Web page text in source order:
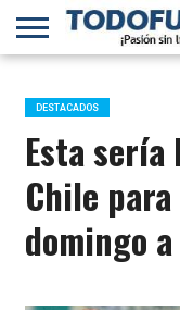
PRIMERA
B
SELECCIÓN
CHILENA
CHILENOS
EN EL
MUNDO
FÚTBOL
INTERNACIONAL
DESTACADOS
Esta
Chile
domingo